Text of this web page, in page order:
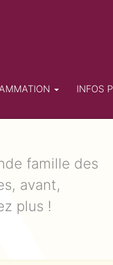
INFOS
famille des
avant,
plus !